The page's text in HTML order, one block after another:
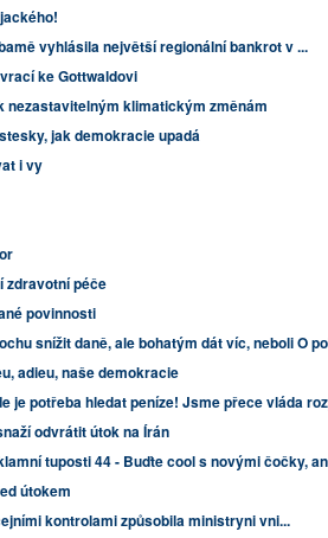
vyhlásila největší regionální bankrot v ...
ke Gottwaldovi
nezastavitelným klimatickým změnám
jak demokracie upadá
i vy
zdravotní péče
povinnosti
snížit daně, ale bohatým dát víc, neboli O
adieu, naše demokracie
je potřeba hledat peníze! Jsme přece vláda
odvrátit útok na Írán
tuposti 44 - Buďte cool s novými čočky,
útokem
kontrolami způsobila ministryni vni...